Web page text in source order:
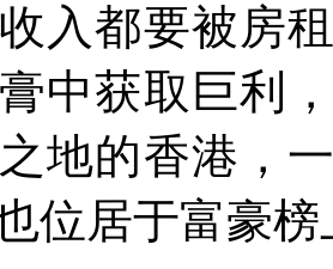
入都要被房
中获取巨利
地的香港，
位居于富豪榜